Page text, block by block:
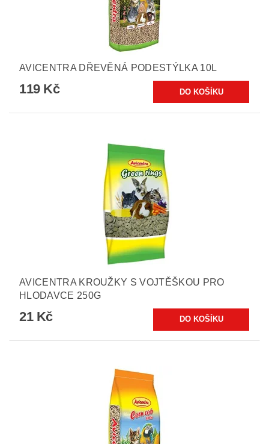
AVICENTRA DŘEVĚNÁ PODESTÝLKA 10L
119 Kč
AVICENTRA KROUŽKY S VOJTĚŠKOU PRO
HLODAVCE 250G
21 Kč